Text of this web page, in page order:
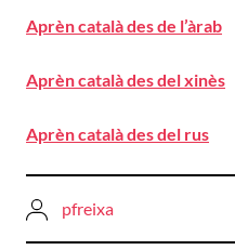
Aprèn català des de l’àrab
Aprèn català des del xinès
Aprèn català des del rus
pfreixa